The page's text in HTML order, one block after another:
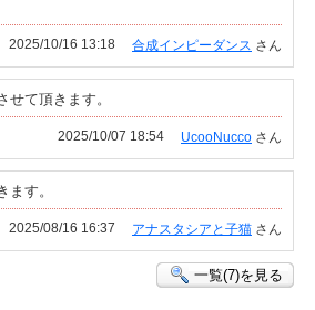
合成インピーダンス さん
2025/10/16 13:18
て頂きます。
UcooNucco さん
2025/10/07 18:54
す。
アナスタシアと子猫 さん
2025/08/16 16:37
一覧(7)を見る